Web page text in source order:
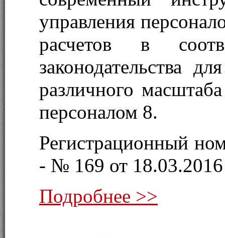
управления
расчетов в
законодательства
различного
персоналом 8.
Регистрационный
- № 169 от 18.03.2016
Подробнее >>